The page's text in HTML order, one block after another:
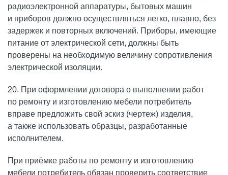
радиоэлектронной аппаратуры, бытовых машин
и приборов должно осуществляться легко, плавно, без
задержек и повторных включений. Приборы, имеющие
питание от электрической сети, должны быть
проверены на необходимую величину сопротивления
электрической изоляции.
20. При оформлении договора о выполнении работ
по ремонту и изготовлению мебели потребитель
вправе предложить свой эскиз (чертеж) изделия,
а также использовать образцы, разработанные
исполнителем.
При приёмке работы по ремонту и изготовлению
мебели потребитель обязан проверить соответствие